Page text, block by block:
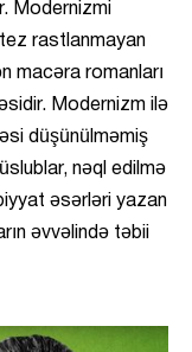
Modernizmi
rastlanmayan
macəra romanları
Modernizm ilə
düşünülməmiş
nəql edilmə
əsərləri yazan
əvvəlində təbii